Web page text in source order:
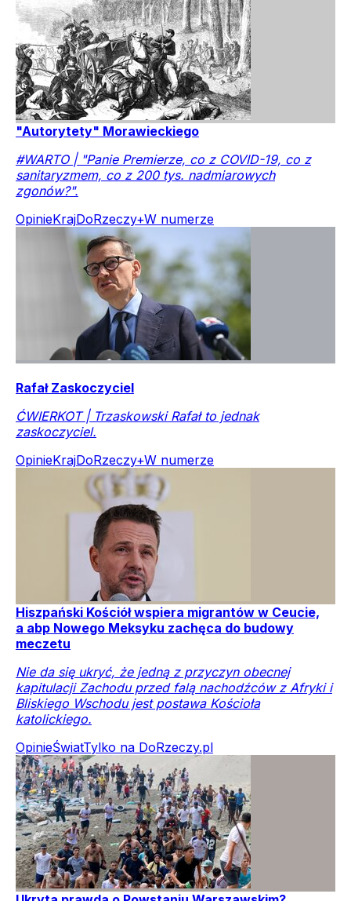
"Autorytety" Morawieckiego
#WARTO | "Panie Premierze, co z COVID-19, co z
sanitaryzmem, co z 200 tys. nadmiarowych
zgonów?".
OpinieKrajDoRzeczy+W numerze
Rafał Zaskoczyciel
ĆWIERKOT | Trzaskowski Rafał to jednak
zaskoczyciel.
OpinieKrajDoRzeczy+W numerze
Hiszpański Kościół wspiera migrantów w Ceucie,
a abp Nowego Meksyku zachęca do budowy
meczetu
Nie da się ukryć, że jedną z przyczyn obecnej
kapitulacji Zachodu przed falą nachodźców z Afryki i
Bliskiego Wschodu jest postawa Kościoła
katolickiego.
OpinieŚwiatTylko na DoRzeczy.pl